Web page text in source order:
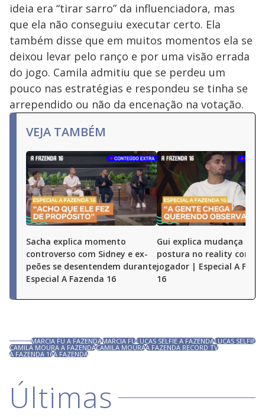
ideia era “tirar sarro” da influenciadora, mas
que ela não conseguiu executar certo. Ela
também disse que em muitos momentos ela se
deixou levar pelo ranço e por uma visão errada
do jogo. Camila admitiu que se perdeu um
pouco nas estratégias e respondeu se tinha se
arrependido ou não da encenação na votação.
VEJA TAMBÉM
Sacha explica momento
controverso com Sidney e ex-
peões se desentendem durante
Especial A Fazenda 16
Gui explica mudança de
postura no reality como
jogador | Especial A
16
MARCIA FU A FAZENDAMARCIA FULUCAS SELFIE A FAZENDALUCAS SELFIE
CAMILA MOURA A FAZENDACAMILA MOURAA FAZENDA RECORD TV
A FAZENDA 16A FAZENDA
Últimas